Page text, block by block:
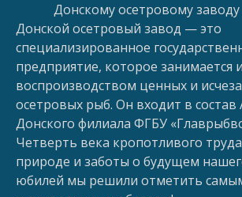
Донскому осетровому
Донской осетровый завод — это
специализированное
предприятие, которое занимается
воспроизводством ценных и
осетровых рыб. Он входит в состав
Донского филиала ФГБУ
Четверть века кропотливого
природе и заботы о будущем
юбилей мы решили отметить